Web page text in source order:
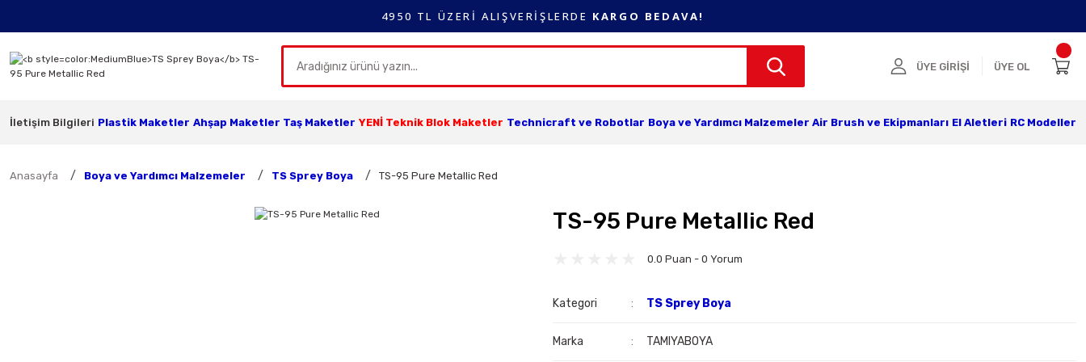
4950 TL ÜZERİ ALIŞVERİŞLERDE KARGO BEDAVA!
ÜYE GİRİŞİ ÜYE OL
İletişim Bilgileri Plastik Maketler Ahşap Maketler Taş Maketler YENİ Teknik Blok Maketler Technicraft ve Robotlar Boya ve Yardımcı Malzemeler Air Brush ve Ekipmanları El Aletleri RC Modeller
Anasayfa Boya ve Yardımcı Malzemeler TS Sprey Boya TS-95 Pure Metallic Red
TS-95 Pure Metallic Red
0.0 Puan - 0 Yorum
Kategori TS Sprey Boya
Marka TAMIYABOYA